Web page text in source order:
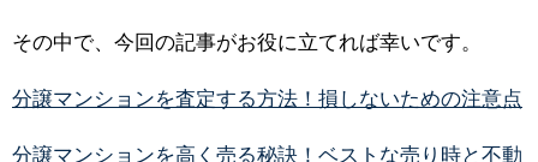
その中で、今回の記事がお役に立てれば幸いです。
分譲マンションを査定する方法！損しないための注意点
分譲マンションを高く売る秘訣！ベストな売り時と不動